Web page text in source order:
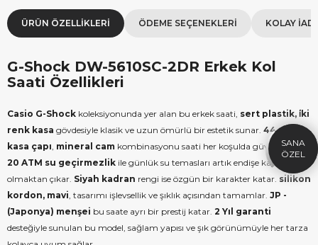
ÜRÜN ÖZELLIKLERI ÖDEME SEÇENEKLERI KOLAY
G-Shock DW-5610SC-2DR Erkek Kol
Saati Özellikleri
Casio G-Shock koleksiyonunda yer alan bu erkek saati, sert plastik, i̇ki
renk kasa gövdesiyle klasik ve uzun ömürlü bir estetik sunar. 44 mm
kasa çapı mineral cam kombinasyonu saati her koşulda güvenilir kılar.
20 ATM su geçirmezlik ile günlük su temasları artık endişe kaynağı
olmaktan çıkar. Siyah kadran rengi ise özgün bir karakter katar. silikon
kordon, mavi , tasarımı işlevsellik ve şıklık açısından tamamlar. JP -
(Japonya) menşei bu saate ayrı bir prestij katar. 2 Yıl garanti
desteğiyle sunulan bu model, sağlam yapısı ve şık görünümüyle her tarza
HEDIYE
ÇEKI
HEDIYE1000
KOPYALA